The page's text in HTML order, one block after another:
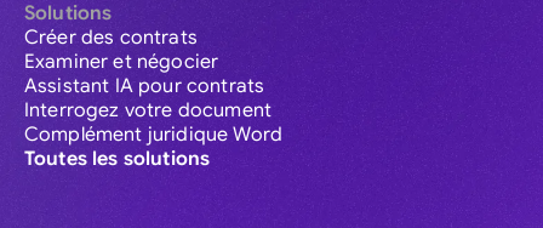
Solutions
Créer des contrats
Examiner et négocier
Assistant IA pour contrats
Interrogez votre document
Complément juridique Word
Toutes les solutions